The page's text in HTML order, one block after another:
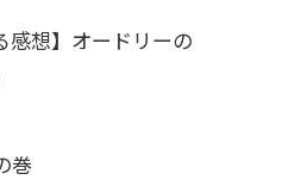
感想】オードリーの
巻